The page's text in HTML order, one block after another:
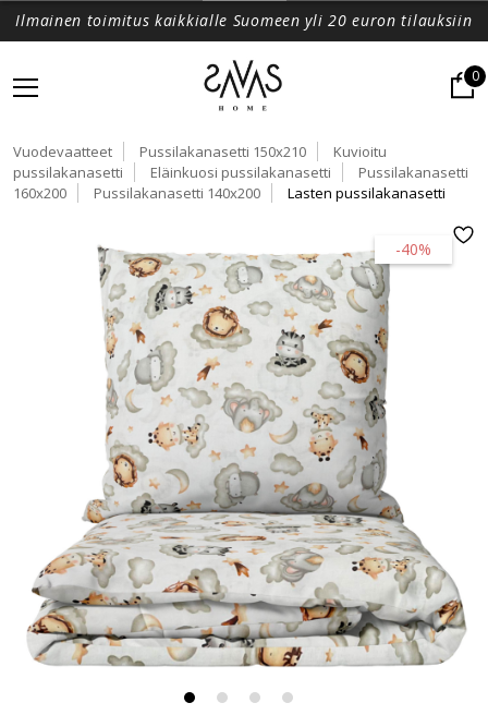
Ilmainen toimitus kaikkialle Suomeen yli 20 euron tilauksiin
0
Vuodevaatteet Pussilakanasetti 150x210
Kuvioitu
pussilakanasetti
Eläinkuosi pussilakanasetti
Pussilakanasetti
160x200
Pussilakanasetti 140x200 Lasten pussilakanasetti
-40%